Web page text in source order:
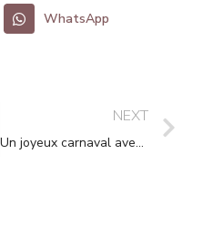
WhatsApp
NEXT
Un joyeux carnaval avec les parents d’élèves